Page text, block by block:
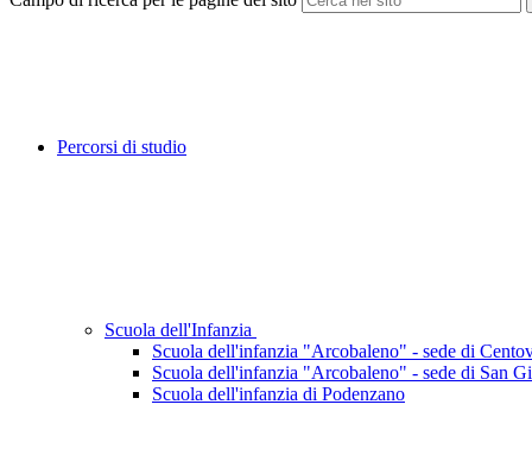
Percorsi di studio
Scuola dell'Infanzia
Scuola dell'infanzia "Arcobaleno" - sede di
Scuola dell'infanzia "Arcobaleno" - sede di San
Scuola dell'infanzia di Podenzano